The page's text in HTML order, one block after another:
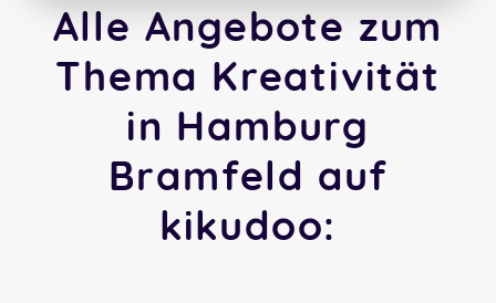
Alle Angebote zum
Thema Kreativität
in Hamburg
Bramfeld auf
kikudoo: